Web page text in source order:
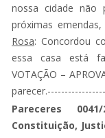
nossa cidade não
próximas
Rosa: Concordou
essa casa está
VOTAÇÃO –
Pareceres
Constituição,